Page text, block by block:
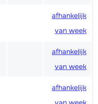
afhankelijk
van week
afhankelijk
van week
afhankelijk